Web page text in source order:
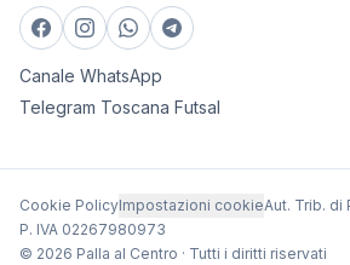
Canale WhatsApp
Telegram Toscana Futsal
Cookie PolicyImpostazioni cookieAut. Trib. di
P. IVA 02267980973
© 2026 Palla al Centro · Tutti i diritti riservati